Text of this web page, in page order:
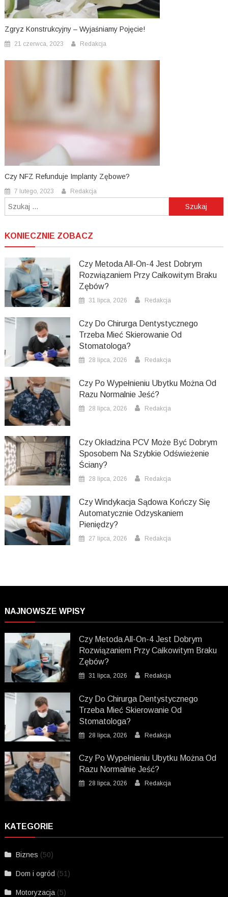
Zgryz Konstrukcyjny – Wyjaśniamy Pojęcie!
21 czerwca, 2023 Redakcja
Czy NFZ Refunduje Implanty Zębowe?
7 lutego, 2023 Redakcja
Szukaj:
KONIECZNIE ZOBACZ
Czy Metoda All-On-4 Jest Dobrym
Rozwiązaniem Przy Całkowitym Braku
Zębów?
31 lipca, 2026 Redakcja
Czy Do Chirurga Dentystycznego
Trzeba Mieć Skierowanie Od
Stomatologa?
28 lipca, 2026 Redakcja
Czy Po Wypełnieniu Ubytku Można Od
Razu Normalnie Jeść?
28 lipca, 2026 Redakcja
Czy Okładzina PCV Może Być Dobrym
Sposobem Na Szybkie Odświeżenie
Ściany?
28 lipca, 2026 Redakcja
Czy Windykacja Sądowa Kończy Się
Automatycznie Odzyskaniem
Pieniędzy?
27 lipca, 2026 Redakcja
NAJNOWSZE WPISY
Czy Metoda All-On-4 Jest Dobrym
Rozwiązaniem Przy Całkowitym Braku
Zębów?
31 lipca, 2026 Redakcja
Czy Do Chirurga Dentystycznego
Trzeba Mieć Skierowanie Od
Stomatologa?
28 lipca, 2026 Redakcja
Czy Po Wypełnieniu Ubytku Można Od
Razu Normalnie Jeść?
28 lipca, 2026 Redakcja
KATEGORIE
Biznes (50)
Dom i ogród (51)
Motoryzacja (5)